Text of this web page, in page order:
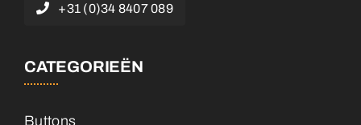
+31 (0)34 8407 089
CATEGORIEËN
Buttons